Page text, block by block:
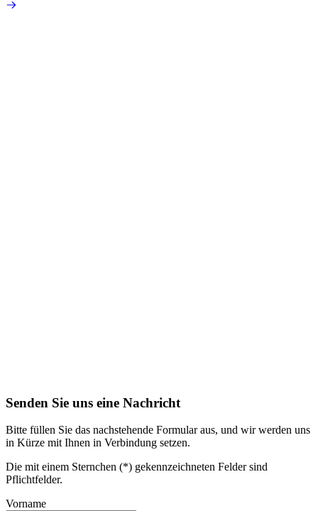
Senden Sie uns eine Nachricht
Bitte füllen Sie das nachstehende Formular aus, und wir werden uns
in Kürze mit Ihnen in Verbindung setzen.
Die mit einem Sternchen (*) gekennzeichneten Felder sind
Pflichtfelder.
Vorname